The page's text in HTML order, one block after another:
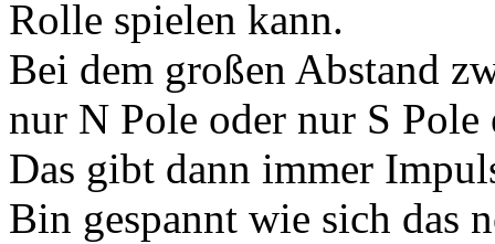
Rolle spielen kann.
Bei dem großen Abstand
nur N Pole oder nur S Pole
Das gibt dann immer
Bin gespannt wie sich das